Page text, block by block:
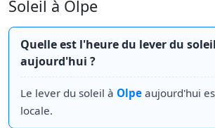
Soleil à Olpe
Quelle est l'heure du lever du
aujourd'hui ?
Le lever du soleil à Olpe aujourd'hui
locale.